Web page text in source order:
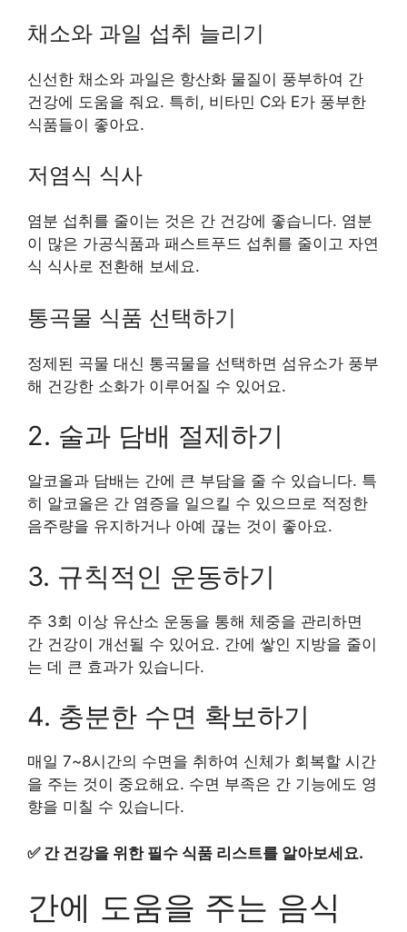
채소와 과일 섭취 늘리기
신선한 채소와 과일은 항산화 물질이 풍부하여 간
건강에 도움을 줘요. 특히, 비타민 C와 E가 풍부한
식품들이 좋아요.
저염식 식사
염분 섭취를 줄이는 것은 간 건강에 좋습니다. 염분
이 많은 가공식품과 패스트푸드 섭취를 줄이고 자연
식 식사로 전환해 보세요.
통곡물 식품 선택하기
정제된 곡물 대신 통곡물을 선택하면 섬유소가 풍부
해 건강한 소화가 이루어질 수 있어요.
2. 술과 담배 절제하기
알코올과 담배는 간에 큰 부담을 줄 수 있습니다. 특
히 알코올은 간 염증을 일으킬 수 있으므로 적정한
음주량을 유지하거나 아예 끊는 것이 좋아요.
3. 규칙적인 운동하기
주 3회 이상 유산소 운동을 통해 체중을 관리하면
간 건강이 개선될 수 있어요. 간에 쌓인 지방을 줄이
는 데 큰 효과가 있습니다.
4. 충분한 수면 확보하기
매일 7~8시간의 수면을 취하여 신체가 회복할 시간
을 주는 것이 중요해요. 수면 부족은 간 기능에도 영
향을 미칠 수 있습니다.
✅ 간 건강을 위한 필수 식품 리스트를 알아보세요.
간에 도움을 주는 음식